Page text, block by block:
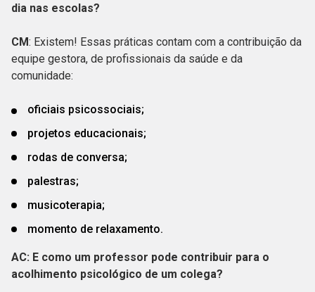
dia nas escolas?
CM: Existem! Essas práticas contam com a contribuição da
equipe gestora, de profissionais da saúde e da
comunidade:
oficiais psicossociais;
projetos educacionais;
rodas de conversa;
palestras;
musicoterapia;
momento de relaxamento.
AC: E como um professor pode contribuir para o
acolhimento psicológico de um colega?